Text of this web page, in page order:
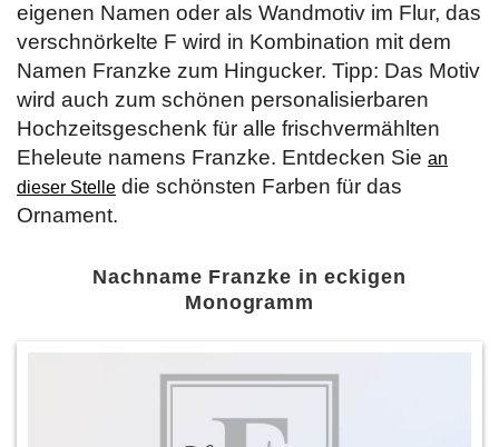
eigenen Namen oder als Wandmotiv im Flur, das
verschnörkelte F wird in Kombination mit dem
Namen Franzke zum Hingucker. Tipp: Das Motiv
wird auch zum schönen personalisierbaren
Hochzeitsgeschenk für alle frischvermählten
Eheleute namens Franzke. Entdecken Sie an
dieser Stelle die schönsten Farben für das
Ornament.
Nachname Franzke in eckigen
Monogramm